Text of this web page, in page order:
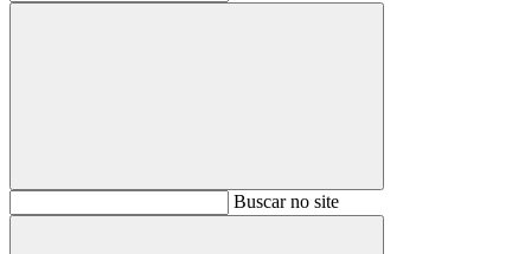
BuscarBuscar no site